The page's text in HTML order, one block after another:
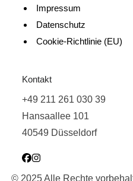
Impressum
Datenschutz
Cookie-Richtlinie (EU)
Kontakt
+49 211 261 030 39
Hansaallee 101
40549 Düsseldorf
© 2025 Alle Rechte